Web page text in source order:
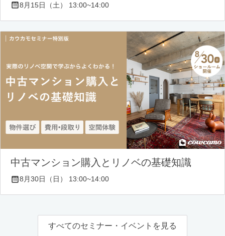
8月15日（土） 13:00~14:00
中古マンション購入とリノベの基礎知識
8月30日（日） 13:00~14:00
すべてのセミナー・イベントを見る